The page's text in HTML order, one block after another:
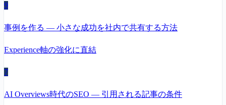
9
事例を作る — 小さな成功を社内で共有する方法
Experience軸の強化に直結
7
AI Overviews時代のSEO — 引用される記事の条件